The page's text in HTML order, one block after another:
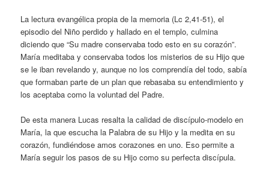
La lectura evangélica propia de la memoria (Lc 2,41-51), el
episodio del Niño perdido y hallado en el templo, culmina
diciendo que “Su madre conservaba todo esto en su corazón”.
María meditaba y conservaba todos los misterios de su Hijo que
se le iban revelando y, aunque no los comprendía del todo, sabía
que formaban parte de un plan que rebasaba su entendimiento y
los aceptaba como la voluntad del Padre.
De esta manera Lucas resalta la calidad de discípulo-modelo en
María, la que escucha la Palabra de su Hijo y la medita en su
corazón, fundiéndose amos corazones en uno. Eso permite a
María seguir los pasos de su Hijo como su perfecta discípula.